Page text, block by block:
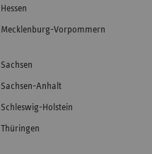
Hessen
Mecklenburg-Vorpommern
Sachsen
Sachsen-Anhalt
Schleswig-Holstein
Thüringen